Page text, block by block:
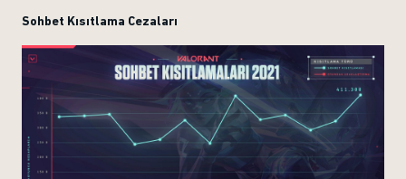
Sohbet Kısıtlama Cezaları